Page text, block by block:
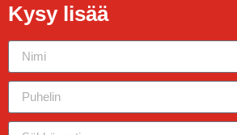
Kysy lisää